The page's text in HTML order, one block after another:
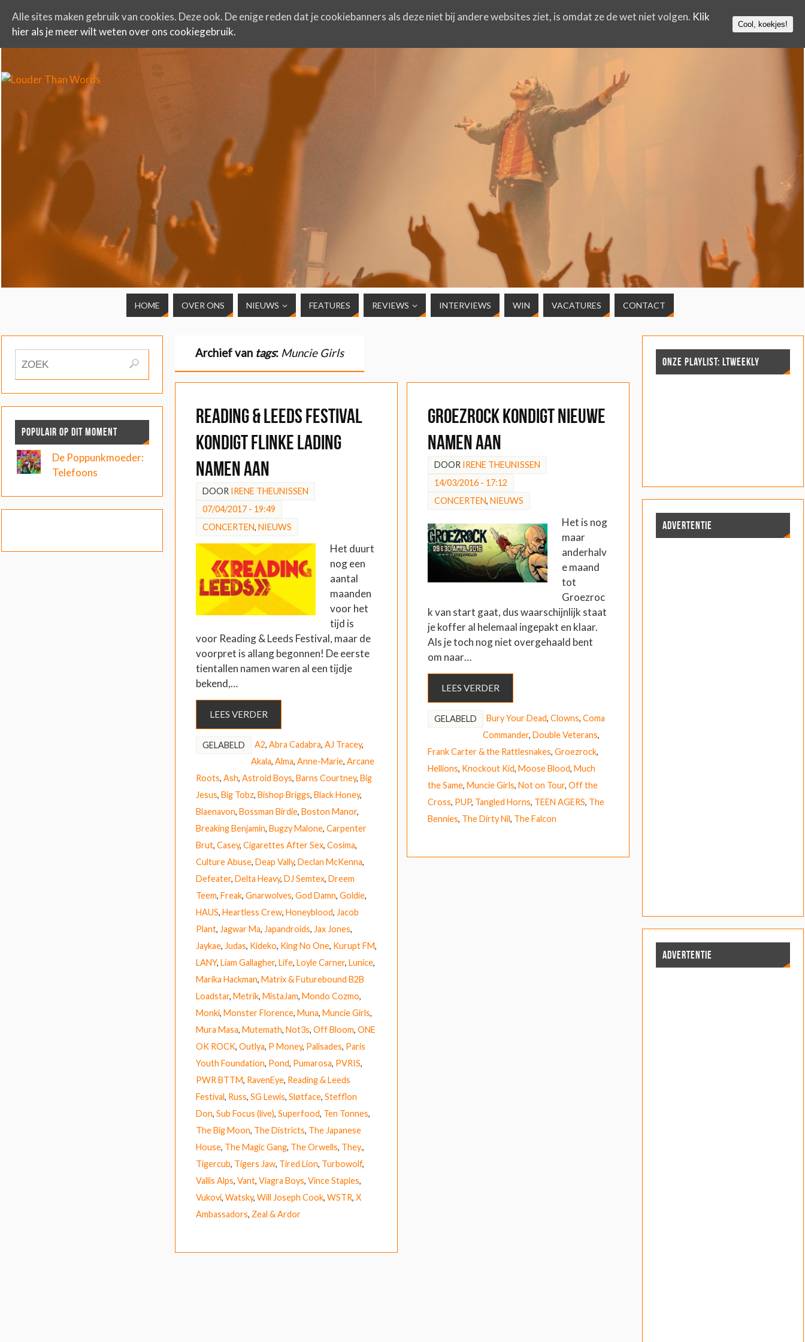
HOME OVER ONS NIEUWS FEATURES REVIEWS INTERVIEWS WIN VACATURES CONTACT
Archief van tags: Muncie Girls
Reading & Leeds Festival
kondigt flinke lading
namen aan
DOOR IRENE THEUNISSEN
07/04/2017 - 19:49
CONCERTEN, NIEUWS
Het duurt
nog een
aantal
maanden
voor het
tijd is
voor Reading & Leeds Festival, maar de
voorpret is allang begonnen! De eerste
tientallen namen waren al een tijdje
bekend,…
LEES VERDER
GELABELD A2, Abra Cadabra, AJ Tracey,
Akala, Alma, Anne-Marie, Arcane
Roots, Ash, Astroid Boys, Barns Courtney, Big
Jesus, Big Tobz, Bishop Briggs, Black Honey,
Blaenavon, Bossman Birdie, Boston Manor,
Breaking Benjamin, Bugzy Malone, Carpenter
Brut, Casey, Cigarettes After Sex, Cosima,
Culture Abuse, Deap Vally, Declan McKenna,
Defeater, Delta Heavy, DJ Semtex, Dreem
Teem, Freak, Gnarwolves, God Damn, Goldie,
HAUS, Heartless Crew, Honeyblood, Jacob
Plant, Jagwar Ma, Japandroids, Jax Jones,
Jaykae, Judas, Kideko, King No One, Kurupt FM,
LANY, Liam Gallagher, Life, Loyle Carner, Lunice,
Marika Hackman, Matrix & Futurebound B2B
Loadstar, Metrik, MistaJam, Mondo Cozmo,
Monki, Monster Florence, Muna, Muncie Girls,
Mura Masa, Mutemath, Not3s, Off Bloom, ONE
OK ROCK, Outlya, P Money, Palisades, Paris
Youth Foundation, Pond, Pumarosa, PVRIS,
PWR BTTM, RavenEye, Reading & Leeds
Festival, Russ, SG Lewis, Sløtface, Stefflon
Don, Sub Focus (live), Superfood, Ten Tonnes,
The Big Moon, The Districts, The Japanese
House, The Magic Gang, The Orwells, They.,
Tigercub, Tigers Jaw, Tired Lion, Turbowolf,
Vallis Alps, Vant, Viagra Boys, Vince Staples,
Vukovi, Watsky, Will Joseph Cook, WSTR, X
Ambassadors, Zeal & Ardor
Groezrock kondigt nieuwe
namen aan
DOOR IRENE THEUNISSEN
14/03/2016 - 17:12
CONCERTEN, NIEUWS
Het is nog
maar
anderhalv
e maand
tot
Groezroc
k van start gaat, dus waarschijnlijk staat
je koffer al helemaal ingepakt en klaar.
Als je toch nog niet overgehaald bent
om naar…
LEES VERDER
GELABELD Bury Your Dead, Clowns, Coma
Commander, Double Veterans,
Frank Carter & the Rattlesnakes, Groezrock,
Hellions, Knockout Kid, Moose Blood, Much
the Same, Muncie Girls, Not on Tour, Off the
Cross, PUP, Tangled Horns, TEEN AGERS, The
Bennies, The Dirty Nil, The Falcon
POPULAIR OP DIT MOMENT
De Poppunkmoeder:
Telefoons
ONZE PLAYLIST: LTWEEKLY
ADVERTENTIE
ADVERTENTIE
Alle sites maken gebruik van cookies. Deze ook. De enige reden dat je cookiebanners als deze niet bij andere websites ziet, is omdat ze de wet niet volgen. Klik
hier als je meer wilt weten over ons cookiegebruik.
Cool, koekjes!